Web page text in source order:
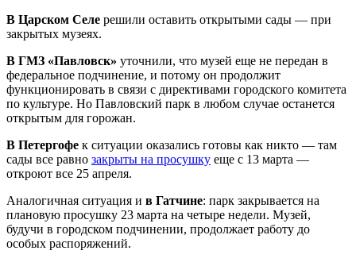
В Царском Селе решили оставить открытыми сады — при
закрытых музеях.
В ГМЗ «Павловск» уточнили, что музей еще не передан в
федеральное подчинение, и потому он продолжит
функционировать в связи с директивами городского комитета
по культуре. Но Павловский парк в любом случае останется
открытым для горожан.
В Петергофе к ситуации оказались готовы как никто — там
сады все равно закрыты на просушку еще с 13 марта —
откроют все 25 апреля.
Аналогичная ситуация и в Гатчине: парк закрывается на
плановую просушку 23 марта на четыре недели. Музей,
будучи в городском подчинении, продолжает работу до
особых распоряжений.